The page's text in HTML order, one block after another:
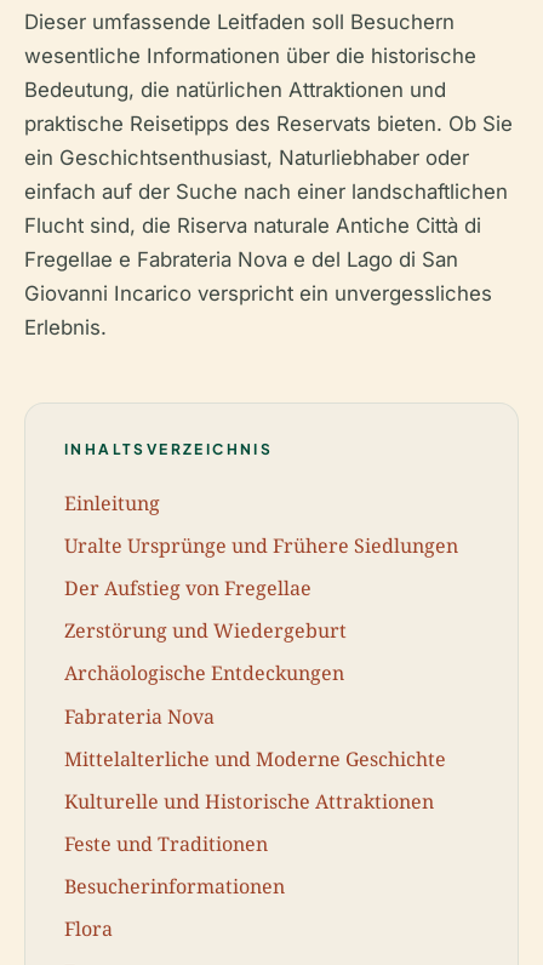
Dieser umfassende Leitfaden soll Besuchern
wesentliche Informationen über die historische
Bedeutung, die natürlichen Attraktionen und
praktische Reisetipps des Reservats bieten. Ob Sie
ein Geschichtsenthusiast, Naturliebhaber oder
einfach auf der Suche nach einer landschaftlichen
Flucht sind, die Riserva naturale Antiche Città di
Fregellae e Fabrateria Nova e del Lago di San
Giovanni Incarico verspricht ein unvergessliches
Erlebnis.
INHALTSVERZEICHNIS
Einleitung
Uralte Ursprünge und Frühere Siedlungen
Der Aufstieg von Fregellae
Zerstörung und Wiedergeburt
Archäologische Entdeckungen
Fabrateria Nova
Mittelalterliche und Moderne Geschichte
Kulturelle und Historische Attraktionen
Feste und Traditionen
Besucherinformationen
Flora